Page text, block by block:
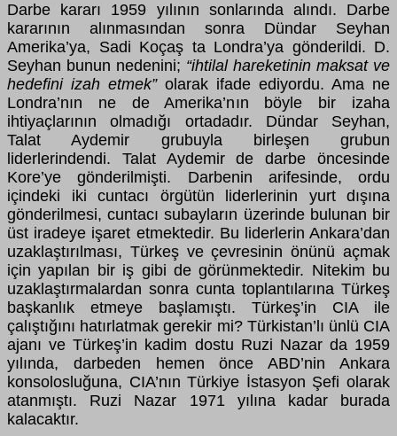
Darbe kararı 1959 yılının sonlarında alındı. Darbe
kararının alınmasından sonra Dündar Seyhan
Amerika’ya, Sadi Koçaş ta Londra’ya gönderildi. D.
Seyhan bunun nedenini; “ihtilal hareketinin maksat ve
hedefini izah etmek”olarak ifade ediyordu. Ama ne
Londra’nın ne de Amerika’nın böyle bir izaha
ihtiyaçlarının olmadığı ortadadır. Dündar Seyhan,
Talat Aydemir grubuyla birleşen grubun
liderlerindendi. Talat Aydemir de darbe öncesinde
Kore’ye gönderilmişti. Darbenin arifesinde, ordu
içindeki iki cuntacı örgütün liderlerinin yurt dışına
gönderilmesi, cuntacı subayların üzerinde bulunan bir
üst iradeye işaret etmektedir. Bu liderlerin Ankara’dan
uzaklaştırılması, Türkeş ve çevresinin önünü açmak
için yapılan bir iş gibi de görünmektedir. Nitekim bu
uzaklaştırmalardan sonra cunta toplantılarına Türkeş
başkanlık etmeye başlamıştı. Türkeş’in CIA ile
çalıştığını hatırlatmak gerekir mi? Türkistan’lı ünlü CIA
ajanı ve Türkeş’in kadim dostu Ruzi Nazar da 1959
yılında, darbeden hemen önce ABD’nin Ankara
konsolosluğuna, CIA’nın Türkiye İstasyon Şefi olarak
atanmıştı. Ruzi Nazar 1971 yılına kadar burada
kalacaktır.